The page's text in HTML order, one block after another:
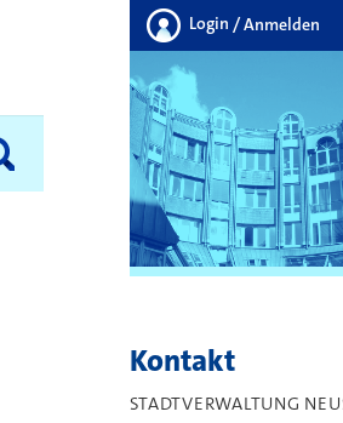
Login / Anmelden
Kontakt
STADTVERWALTUNG